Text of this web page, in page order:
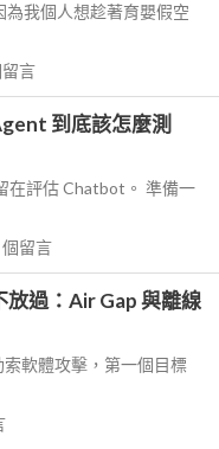
我個人想趁著育嬰假空
言
到底該怎麼測
在評估 Chatbot。 準備一
個留言
過：Air Gap 與離線
軟體攻擊，第一個目標